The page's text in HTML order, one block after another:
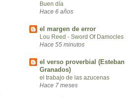
Buen día
Hace 6 años
el margen de error
Lou Reed - Sword Of Damocles
Hace 55 minutos
el verso proverbial (Esteban
Granados)
el trabajo de las azucenas
Hace 7 meses